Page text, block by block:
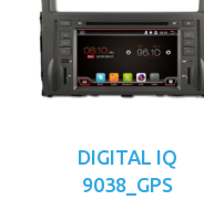
DIGITAL IQ
9038_GPS